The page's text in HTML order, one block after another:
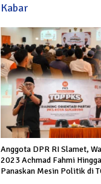
Kabar
Anggota DPR RI Slamet,
2023 Achmad Fahmi
Panaskan Mesin Politik di